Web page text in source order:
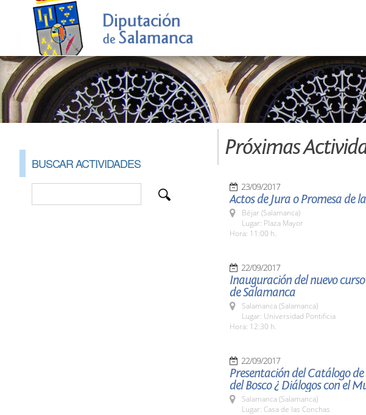
BUSCAR ACTIVIDADES
Próximas
23/09/2017
Actos de Jura o Promesa de
Béjar (Salamanca)
Lugar: Plaza Mayor
Hora: 11:00 h.
22/09/2017
Inauguración del nuevo
de Salamanca
Salamanca (Salamanca)
Lugar: Universidad Pontificia
Hora: 12:30 h.
22/09/2017
Presentación del Catálogo
del Bosco ¿ Diálogos con el
Salamanca (Salamanca)
Lugar: Casa de las Conchas